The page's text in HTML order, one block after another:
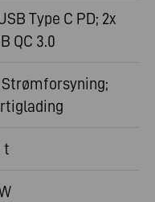
Type C PD; 2x
QC 3.0
Strømforsyning;
t